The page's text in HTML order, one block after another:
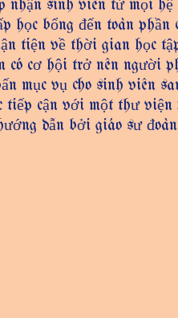
nhận sinh viên từ mọi
học bổng đến toàn phần
tiện về thời gian học
có cơ hội trở nên người
mục vụ cho sinh viên
cận với một thư viện
dẫn bởi giáo sư